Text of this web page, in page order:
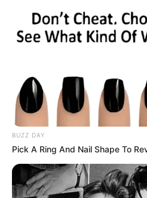
VEJA TAMBÉM :
WhatsApp libera conversas sem
12 aplicativos para ganhar dinheiro
Samsung Galaxy A07 5G chega ao
Nova Carteira Nacional de
Duas jovens influenciadoras
Samuel Camêlo.
Fonte:JASB - Jornal dos
BUZZ DAY
Pick A Ring And Nail Shape To